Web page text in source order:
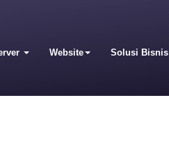
Website Solusi Bisnis